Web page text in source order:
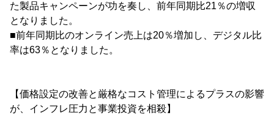
た製品キャンペーンが功を奏し、前年同期比21％の増収
となりました。
■前年同期比のオンライン売上は20％増加し、デジタル比
率は63％となりました。
【価格設定の改善と厳格なコスト管理によるプラスの影響
が、インフレ圧力と事業投資を相殺】